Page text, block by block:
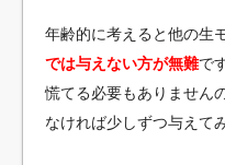
年齢的に考えると他の生
では与えない方が無難で
慌てる必要もありません
なければ少しずつ与えて